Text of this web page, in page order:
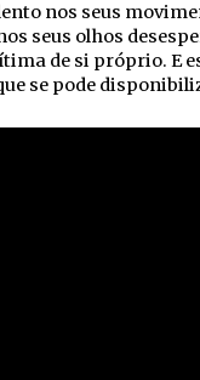
nos seus
seus olhos
de si próprio. E
se pode